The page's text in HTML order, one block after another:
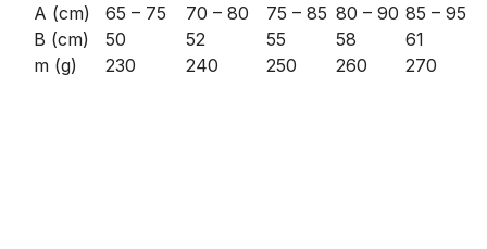
A (cm)
65 – 75 70 – 80 75 – 85 80 – 90 85 – 95
B (cm)
50 52 55 58
61
m (g)
230 240 250 260 270